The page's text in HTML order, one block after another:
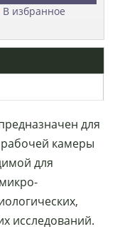
В избранное
для
камеры
для
микро­
исследова­ний.